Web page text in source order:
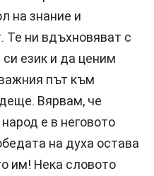
на знание и
Те ни вдъхновяват с
език и да ценим
път към
Вярвам, че
е в неговото
на духа остава
им! Нека словото